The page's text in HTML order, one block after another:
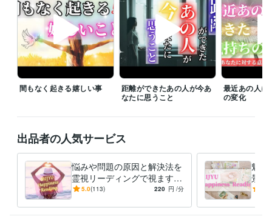
【ご連絡について】
鑑定前の段階で当方からの連絡後、3日間ご返信がない場合はお取引をキ
ャンセルさせて頂きます。
また、鑑定書納品後はココナラの仕様により3日経過すると自動的にトー
クルームがクローズされますのでご了承ください。
経験職種
クリエイター / ライター・編集 経験年数 : 5年
ライフスタイル・その他 / 占い師 経験年数 : 10年
ライフスタイル・その他 / 講師・インストラクター
ライフスタイル・その他 / アドバイザー
受賞歴
Amazonプライム（執筆作品）にてベストセラー３冠達成
資格・検定
中学校教諭免許
間もなく起きる嬉しい事
距離ができたあの人が今あ
なたに思うこと
最近あの人に
の変化
出品者の人気サービス
悩みや問題の原因と解決法を
霊視リーディングで視ます
過去の記憶と経緯～現状の糸
✨
5.0(113) 220 円 /分
魅綬
景を
状況
示し